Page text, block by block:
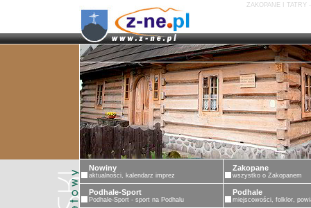
ZAKOPANE I TATRY
Nowiny
aktualności, kalendarz imprez
Zakopane
wszystko o Zakopanem
Podhale-Sport
Podhale-Sport - sport na Podhalu
Podhale
miejscowości, folklor,